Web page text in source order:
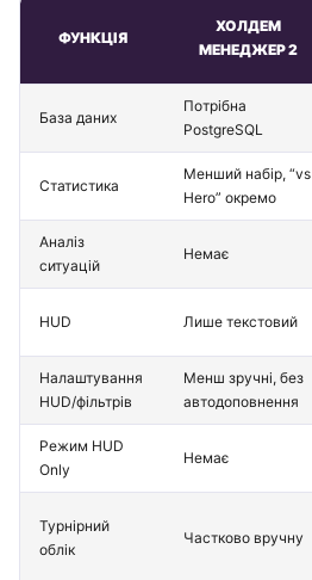
ФУНКЦІЯ
ХОЛДЕМ
МЕНЕДЖЕР 2
База даних
Потрібна
PostgreSQL
Статистика
Менший набір, “vs
Hero” окремо
Аналіз
ситуацій
Немає
HUD Лише текстовий
Налаштування
HUD/фільтрів
Менш зручні, без
автодоповнення
Режим HUD
Only
Немає
Турнірний
облік
Частково вручну